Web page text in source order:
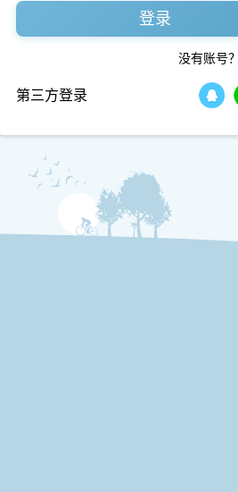
登录
没有账号？
第三方登录